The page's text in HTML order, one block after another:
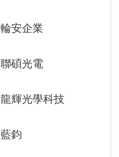
輪安企業
聯碩光電
龍輝光學科技
藍鈞